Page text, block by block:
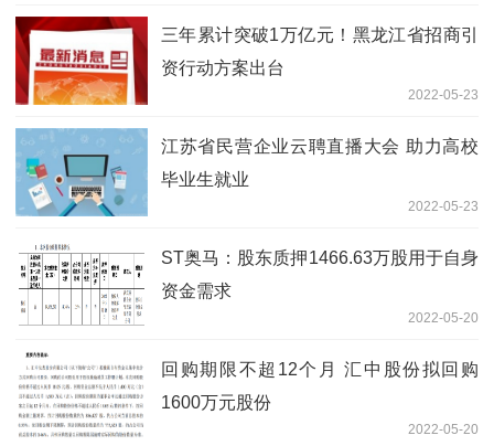
三年累计突破1万亿元！黑龙江省招商引
资行动方案出台
2022-05-23
江苏省民营企业云聘直播大会 助力高校
毕业生就业
2022-05-23
ST奥马：股东质押1466.63万股用于自身
资金需求
2022-05-20
回购期限不超12个月 汇中股份拟回购
1600万元股份
2022-05-20